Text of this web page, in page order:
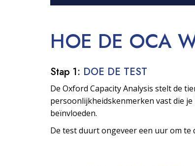
HOE DE OCA
Stap 1: DOE DE TEST
De Oxford Capacity Analysis stelt de
persoonlijkheids­kenmerken vast die
beïnvloeden.
De test duurt ongeveer een uur om te